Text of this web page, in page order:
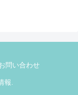
問い合わせ
報.